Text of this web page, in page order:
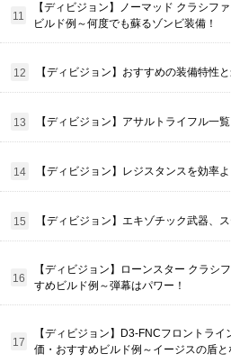
【ディビジョン】ノーマッド クラシフ
ビルド例～何度でも蘇るゾンビ装備！
【ディビジョン】おすすめの装備特性
【ディビジョン】アサルトライフル一覧
【ディビジョン】レジスタンスを効率
【ディビジョン】エキゾチック武器、
【ディビジョン】ローンスター クラシ
すめビルド例～弾幕はパワー！
【ディビジョン】D3-FNCフロントラ
価・おすすめビルド例～イージスの盾と